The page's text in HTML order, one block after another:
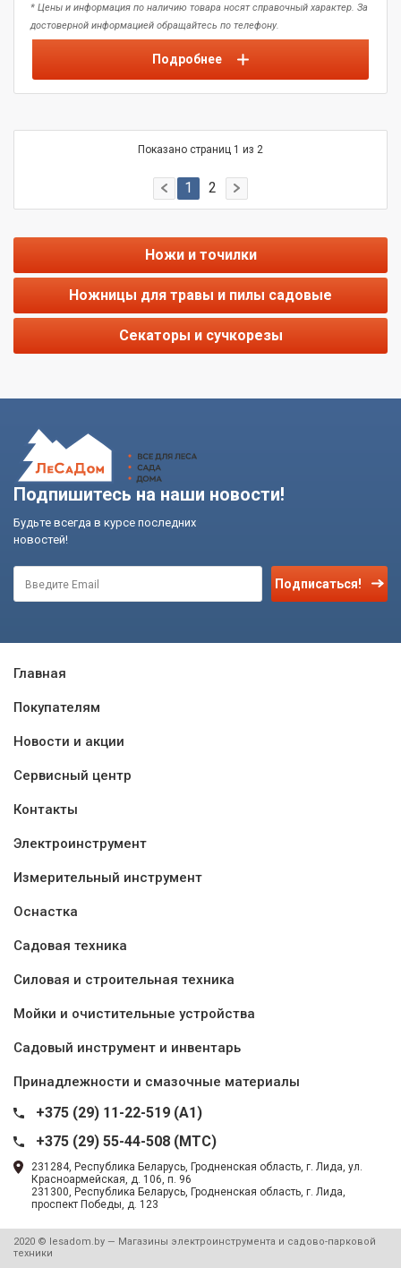
* Цены и информация по наличию товара носят справочный характер. За
достоверной информацией обращайтесь по телефону.
Подробнее
Показано страниц 1 из 2
1 2
Ножи и точилки
Ножницы для травы и пилы садовые
Cекаторы и сучкорезы
Подпишитесь на наши новости!
Будьте всегда в курсе последних
новостей!
Подписаться!
Главная
Покупателям
Новости и акции
Сервисный центр
Контакты
Электроинструмент
Измерительный инструмент
Оснастка
Садовая техника
Силовая и строительная техника
Мойки и очистительные устройства
Садовый инструмент и инвентарь
Принадлежности и смазочные материалы
+375 (29) 11-22-519 (A1)
+375 (29) 55-44-508 (MTC)
231284, Республика Беларусь, Гродненская область, г. Лида, ул.
Красноармейская, д. 106, п. 96
231300, Республика Беларусь, Гродненская область, г. Лида,
проспект Победы, д. 123
2020 © lesadom.by — Магазины электроинструмента и садово-парковой
техники